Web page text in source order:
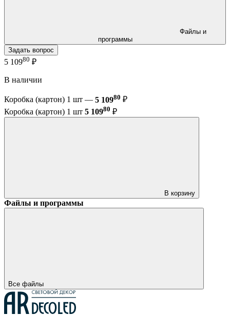
программы
Задать вопрос
5 10980 ₽
В наличии
Коробка (картон) 1 шт — 5 10980 ₽
Коробка (картон) 1 шт 5 10980 ₽
В корзину
Файлы и программы
Все файлы